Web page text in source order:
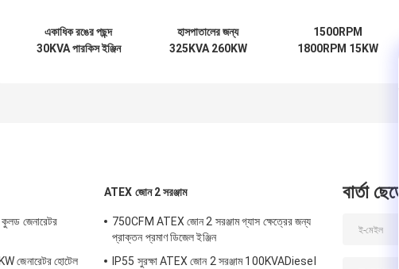
একাধিক রঙের পছন্দ
30KVA পারকিস ইঞ্জিন
হাসপাতালের জন্য
325KVA 260KW
1500RPM
1800RPM 15KW
জেনারেটর
জেনারেটর হোটেল
ATEX জোন 2 সরঞ্জাম
750CFM ATEX জোন 2 সরঞ্জাম গ্যাস ক্ষেত্রের জন্য
প্রাক্তন প্রমাণ ডিজেল ইঞ্জিন
IP55 সুরক্ষা ATEX জোন 2 সরঞ্জাম 100KVADiesel
বার্তা ছেড়ে